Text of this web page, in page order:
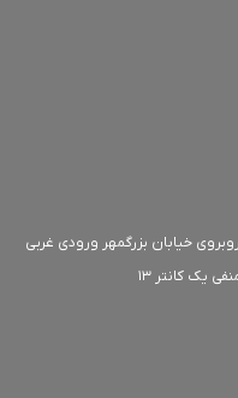
خیابان بزرگمهر ورودی غربی
13